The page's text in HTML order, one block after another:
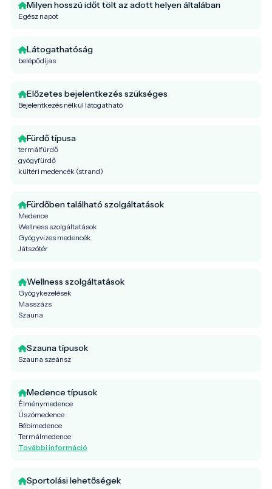
Milyen hosszú időt tölt az adott helyen általában
Egész napot
Látogathatóság
belépődíjas
Előzetes bejelentkezés szükséges
Bejelentkezés nélkül látogatható
Fürdő típusa
termálfürdő
gyógyfürdő
kültéri medencék (strand)
Fürdőben található szolgáltatások
Medence
Wellness szolgáltatások
Gyógyvizes medencék
Játszótér
Wellness szolgáltatások
Gyógykezelések
Masszázs
Szauna
Szauna típusok
Szauna szeánsz
Medence típusok
Élménymedence
Úszómedence
Bébimedence
Termálmedence
További információ
Sportolási lehetőségek